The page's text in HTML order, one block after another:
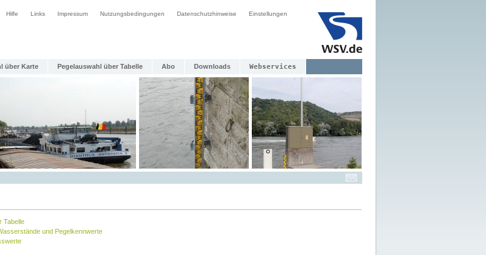
Hilfe Links Impressum Nutzungsbedingungen Datenschutzhinweise Einstellungen
über Karte Pegelauswahl über Tabelle Abo Downloads Webservices
Tabelle
und Pegelkennwerte